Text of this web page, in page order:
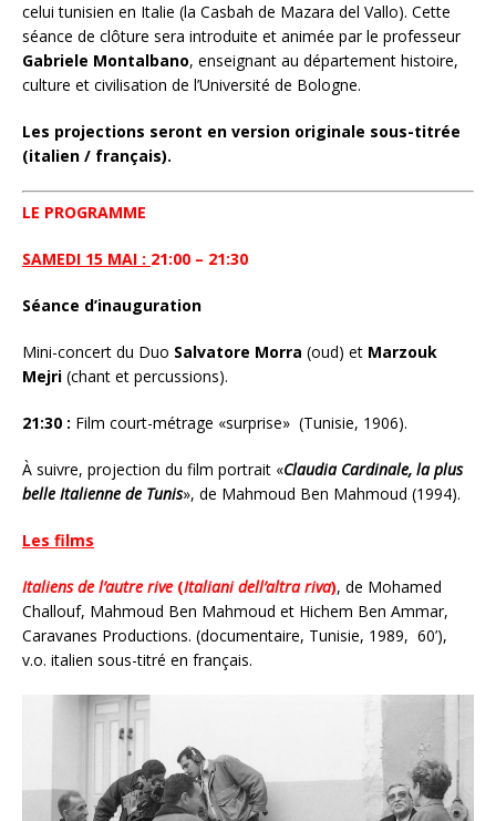
celui tunisien en Italie (la Casbah de Mazara del Vallo). Cette
séance de clôture sera introduite et animée par le professeur
Gabriele Montalbano, enseignant au département histoire,
culture et civilisation de l’Université de Bologne.
Les projections seront en version originale sous-titrée
(italien / français).
LE PROGRAMME
SAMEDI 15 MAI : 21:00 – 21:30
Séance d’inauguration
Mini-concert du Duo Salvatore Morra (oud) et Marzouk
Mejri (chant et percussions).
21:30 : Film court-métrage «surprise» (Tunisie, 1906).
À suivre, projection du film portrait «Claudia Cardinale, la plus
belle Italienne de Tunis», de Mahmoud Ben Mahmoud (1994).
Les films
Italiens de l’autre rive (Italiani dell’altra riva), de Mohamed
Challouf, Mahmoud Ben Mahmoud et Hichem Ben Ammar,
Caravanes Productions. (documentaire, Tunisie, 1989, 60’),
v.o. italien sous-titré en français.